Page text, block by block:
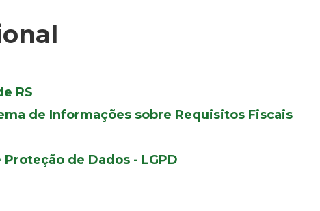
RS
de Informações sobre Requisitos Fiscais
Proteção de Dados - LGPD